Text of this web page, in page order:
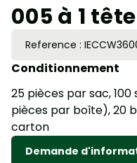
005 à 1 tête
Reference :
Conditionnement
25 pièces par sac,
pièces par boîte), 20
carton
Demande